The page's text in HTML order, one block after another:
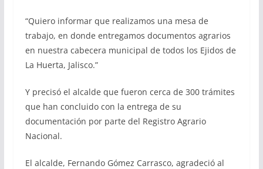
“Quiero informar que realizamos una mesa de
trabajo, en donde entregamos documentos agrarios
en nuestra cabecera municipal de todos los Ejidos de
La Huerta, Jalisco.”
Y precisó el alcalde que fueron cerca de 300 trámites
que han concluido con la entrega de su
documentación por parte del Registro Agrario
Nacional.
El alcalde, Fernando Gómez Carrasco, agradeció al